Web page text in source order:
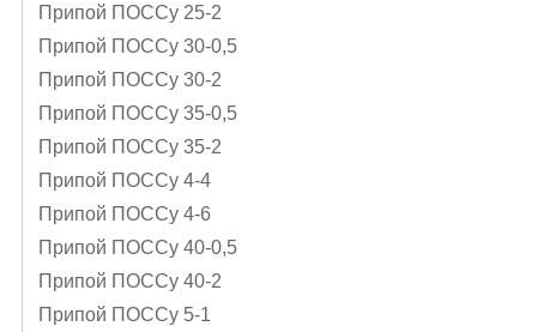
Припой ПОССу 25-2
Припой ПОССу 30-0,5
Припой ПОССу 30-2
Припой ПОССу 35-0,5
Припой ПОССу 35-2
Припой ПОССу 4-4
Припой ПОССу 4-6
Припой ПОССу 40-0,5
Припой ПОССу 40-2
Припой ПОССу 5-1